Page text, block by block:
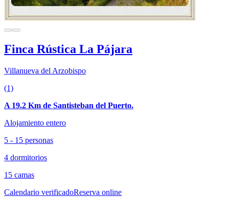
Finca Rústica La Pájara
Villanueva del Arzobispo
(1)
A 19.2 Km de Santisteban del Puerto.
Alojamiento entero
5 - 15 personas
4 dormitorios
15 camas
Calendario verificadoReserva online